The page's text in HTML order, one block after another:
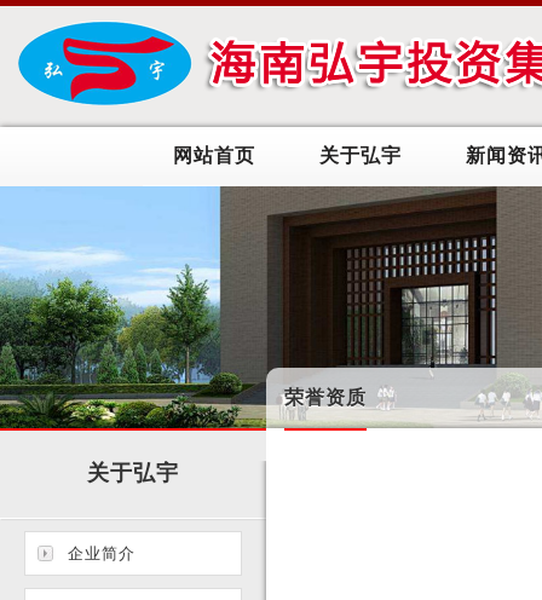
网站首页 关于弘宇 新闻资
荣誉资质
关于弘宇
企业简介